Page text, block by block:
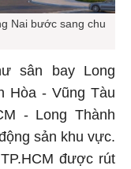
Nai bước sang chu
sân bay Long
Hòa - Vũng Tàu
- Long Thành
sản khu vực.
được rút